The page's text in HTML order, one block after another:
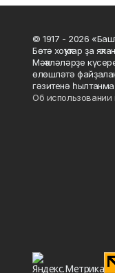
© 1917 - 2026
Бөтә хоҡуҡтар ҙа
Мәҡәләләрҙе
өлөшләтә
гәзитенә һылтанма
Об использовании